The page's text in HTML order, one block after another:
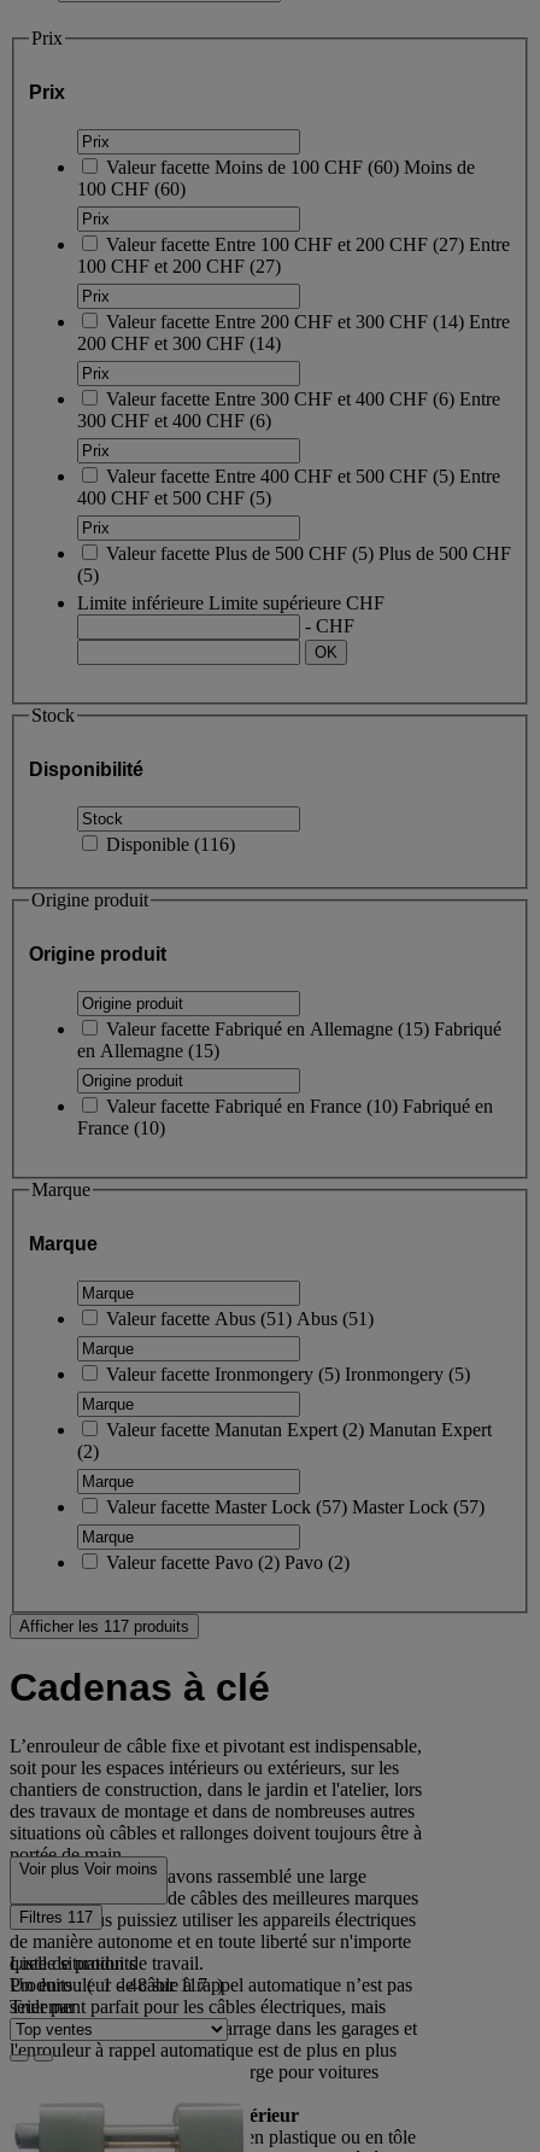
Prix
Prix
Valeur facette Moins de 100 CHF (60) Moins de
100 CHF (60)
Valeur facette Entre 100 CHF et 200 CHF (27) Entre
100 CHF et 200 CHF (27)
Valeur facette Entre 200 CHF et 300 CHF (14) Entre
200 CHF et 300 CHF (14)
Valeur facette Entre 300 CHF et 400 CHF (6) Entre
300 CHF et 400 CHF (6)
Valeur facette Entre 400 CHF et 500 CHF (5) Entre
400 CHF et 500 CHF (5)
Valeur facette Plus de 500 CHF (5) Plus de 500 CHF
(5)
Limite inférieure Limite supérieure CHF
- CHF
Stock
Disponibilité
Disponible (116)
Origine produit
Origine produit
Valeur facette Fabriqué en Allemagne (15) Fabriqué
en Allemagne (15)
Valeur facette Fabriqué en France (10) Fabriqué en
France (10)
Marque
Marque
Valeur facette Abus (51) Abus (51)
Valeur facette Ironmongery (5) Ironmongery (5)
Valeur facette Manutan Expert (2) Manutan Expert
(2)
Valeur facette Master Lock (57) Master Lock (57)
Valeur facette Pavo (2) Pavo (2)
Afficher les 117 produits
Cadenas à clé
L’enrouleur de câble fixe et pivotant est indispensable,
soit pour les espaces intérieurs ou extérieurs, sur les
chantiers de construction, dans le jardin et l'atelier, lors
des travaux de montage et dans de nombreuses autres
situations où câbles et rallonges doivent toujours être à
portée de main.
Sur cette page, nous avons rassemblé une large
gamme d'enrouleurs de câbles des meilleures marques
afin que vous puissiez utiliser les appareils électriques
de manière autonome et en toute liberté sur n'importe
quelle situation de travail.
Un enrouleur de câble à rappel automatique n’est pas
seulement parfait pour les câbles électriques, mais
aussi pour les câbles de démarrage dans les garages et
l'enrouleur à rappel automatique est de plus en plus
utilisé pour les stations de recharge pour voitures
Enrouleur de câble pour l'extérieur
Appropriés sont les enrouleurs en plastique ou en tôle
Voir plus Voir moins
Filtres 117
Liste de produits
Produits :( 1 - 48 sur 117 )
Trier par